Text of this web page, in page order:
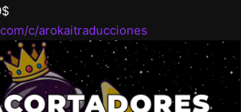
c/arokaitraducciones